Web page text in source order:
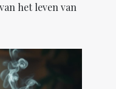
het leven van